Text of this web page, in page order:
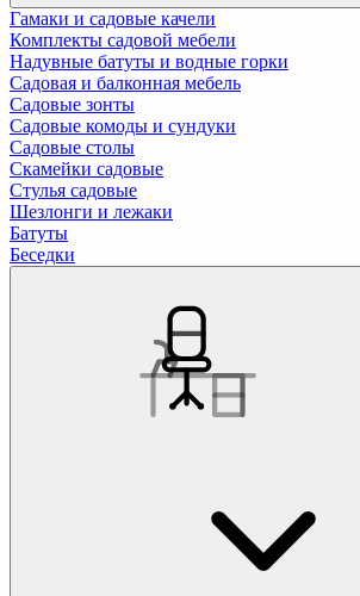
Гамаки и садовые качели
Комплекты садовой мебели
Надувные батуты и водные горки
Садовая и балконная мебель
Садовые зонты
Садовые комоды и сундуки
Садовые столы
Скамейки садовые
Стулья садовые
Шезлонги и лежаки
Батуты
Беседки